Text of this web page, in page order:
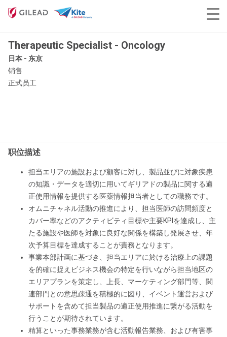
Therapeutic Specialist - Oncology
日本 - 东京
销售
正式员工
职位描述
担当エリアの施設および顧客に対し、製品並びに対象疾患
の知識・データを適切に用いてギリアドの製品に関する適
正使用情報を提供する医薬情報担当者としての職務です。
オムニチャネル活動の推進により、担当医師の訪問頻度と
カバー率などのアクティビティ目標や主要KPIを達成し、主
たる施設や医師を対象に良好な関係を構築し発展させ、年
次予算目標を達成することが責務となります。
事業本部計画に基づき、担当エリアに於ける治療上の課題
を的確に捉えビジネス機会の特定を行いながら担当地区の
エリアプランを策定し、上長、マーケティング部門等、関
連部門との意思疎通を積極的に図り、イベント運営および
サポートを含めて担当製品の適正使用推進に繋がる活動を
行うことが期待されています。
精算といった事務業務が含む活動報告業務、および有害事